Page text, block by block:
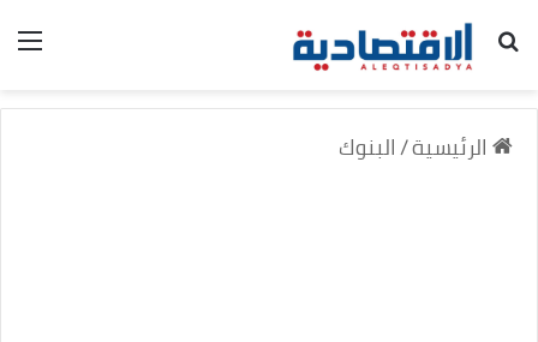
بحث عن
الرئيسية/البنوك